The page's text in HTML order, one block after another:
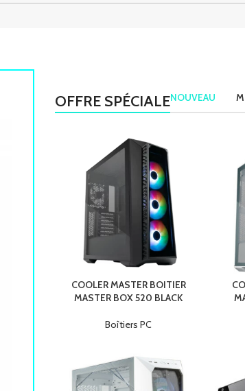
OFFRE SPÉCIALENOUVEAU
COOLER MASTER BOITIER
MASTER BOX 520 BLACK
Boîtiers PC